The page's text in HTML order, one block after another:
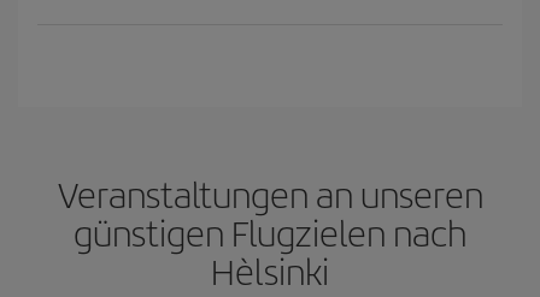
Veranstaltungen an unseren
günstigen Flugzielen nach
Hèlsinki